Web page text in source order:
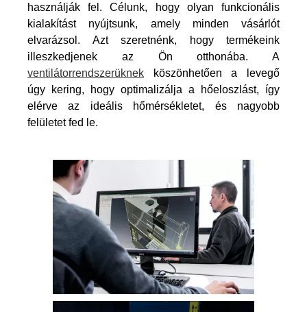
használják fel. Célunk, hogy olyan funkcionális
kialakítást nyújtsunk, amely minden vásárlót
elvarázsol. Azt szeretnénk, hogy termékeink
illeszkedjenek az Ön otthonába. A
ventilátorrendszerüknek köszönhetően a levegő
úgy kering, hogy optimalizálja a hőeloszlást, így
elérve az ideális hőmérsékletet, és nagyobb
felületet fed le.